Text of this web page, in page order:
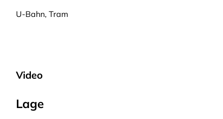
U-Bahn, Tram
Video
Lage